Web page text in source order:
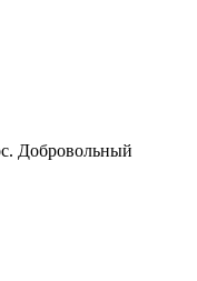
Добровольный